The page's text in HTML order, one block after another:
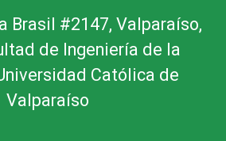
Brasil #2147, Valparaíso,
de Ingeniería de la
Católica de
Valparaíso